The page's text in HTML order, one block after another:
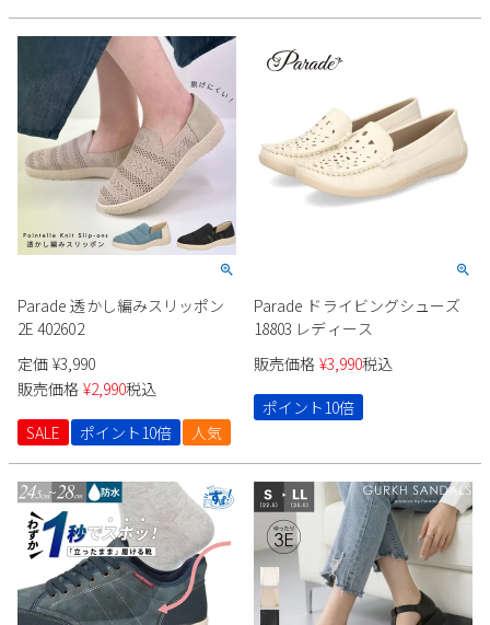
Parade 透かし編みスリッポン
2E 402602
定価 ¥3,990
販売価格 ¥2,990税込
SALE
ポイント10倍 人気
Parade ドライビングシューズ
18803 レディース
販売価格 ¥3,990税込
ポイント10倍